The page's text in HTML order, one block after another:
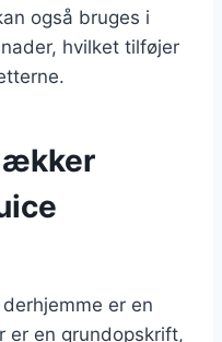
også bruges i
hvilket tilføjer
er en
er en grundopskrift,